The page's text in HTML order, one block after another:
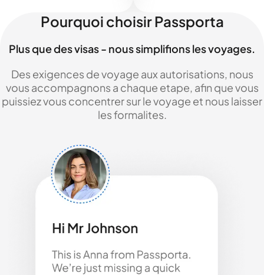
Pourquoi choisir Passporta
Plus que des visas - nous simplifions les voyages.
Des exigences de voyage aux autorisations, nous
vous accompagnons a chaque etape, afin que vous
puissiez vous concentrer sur le voyage et nous laisser
les formalites.